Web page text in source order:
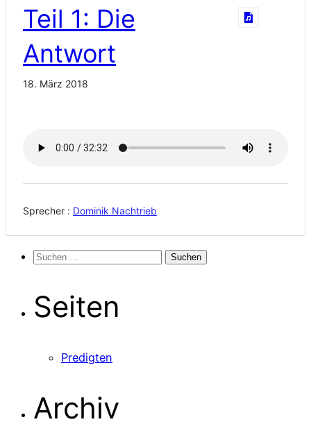
Teil 1: Die
Antwort
18. März 2018
Sprecher : Dominik Nachtrieb
Suchen
Seiten
Predigten
Archiv